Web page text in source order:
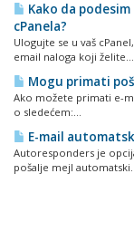
Kako da
cPanela?
Ulogujte se u vaš
email naloga koji želite...
Mogu primati
Ako možete primati e-
o sledećem:...
E-mail
Autoresponders je
pošalje mejl